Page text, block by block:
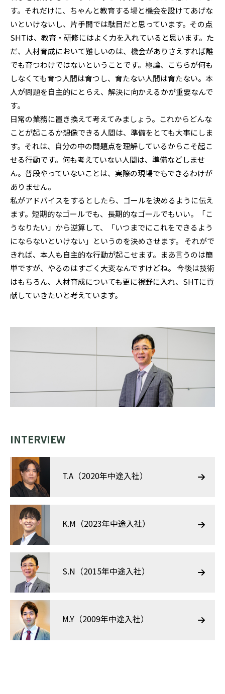
す。それだけに、ちゃんと教育する場と機会を設けてあげな
いといけないし、片手間では駄目だと思っています。その点
SHTは、教育・研修にはよく力を入れていると思います。た
だ、人材育成において難しいのは、機会がありさえすれば誰
でも育つわけではないということです。極論、こちらが何も
しなくても育つ人間は育つし、育たない人間は育たない。本
人が問題を自主的にとらえ、解決に向かえるかが重要なんで
す。
日常の業務に置き換えて考えてみましょう。これからどんな
ことが起こるか想像できる人間は、準備をとても大事にしま
す。それは、自分の中の問題点を理解しているからこそ起こ
せる行動です。何も考えていない人間は、準備などしませ
ん。普段やっていないことは、実際の現場でもできるわけが
ありません。
私がアドバイスをするとしたら、ゴールを決めるように伝え
ます。短期的なゴールでも、長期的なゴールでもいい。「こ
うなりたい」から逆算して、「いつまでにこれをできるよう
にならないといけない」というのを決めさせます。 それがで
きれば、本人も自主的な行動が起こせます。まあ言うのは簡
単ですが、やるのはすごく大変なんですけどね。 今後は技術
はもちろん、人材育成についても更に視野に入れ、SHTに貢
献していきたいと考えています。
INTERVIEW
T.A（2020年中途入社）
K.M（2023年中途入社）
S.N（2015年中途入社）
M.Y（2009年中途入社）